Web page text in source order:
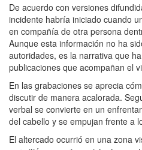
De acuerdo con versiones
incidente habría iniciado cuando
en compañía de otra persona
Aunque esta información no ha
autoridades, es la narrativa que
publicaciones que acompañan el
En las grabaciones se aprecia
discutir de manera acalorada.
verbal se convierte en un
del cabello y se empujan frente a
El altercado ocurrió en una zona